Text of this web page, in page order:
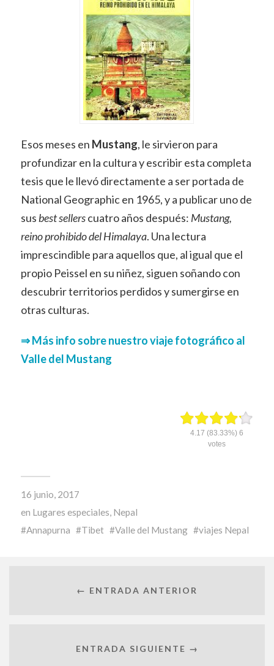
Esos meses en Mustang, le sirvieron para
profundizar en la cultura y escribir esta completa
tesis que le llevó directamente a ser portada de
National Geographic en 1965, y a publicar uno de
susbest sellerscuatro años después: Mustang,
reino prohibido del Himalaya. Una lectura
imprescindible para aquellos que, al igual que el
propio Peissel en su niñez, siguen soñando con
descubrir territorios perdidos y sumergirse en
otras culturas.
⇒ Más info sobre nuestro viaje fotográfico al
Valle del Mustang
4.17 (83.33%) 6
votes
16 junio, 2017
en Lugares especiales, Nepal
Annapurna
Tibet Valle del Mustang viajes Nepal
← ENTRADA ANTERIOR
ENTRADA SIGUIENTE →